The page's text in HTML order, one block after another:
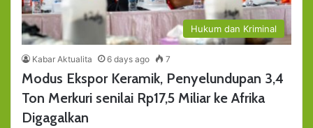
Hukum dan Kriminal
Kabar Aktualita 6 days ago 7
Modus Ekspor Keramik, Penyelundupan 3,4
Ton Merkuri senilai Rp17,5 Miliar ke Afrika
Digagalkan